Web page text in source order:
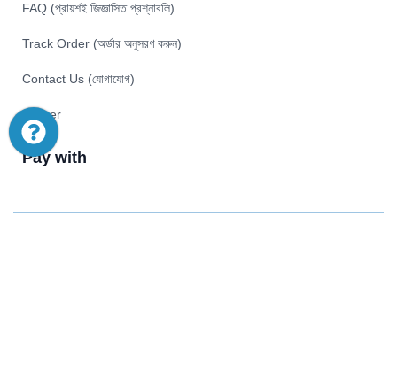
FAQ (প্রায়শই জিজ্ঞাসিত প্রশ্নাবলি)
Track Order (অর্ডার অনুসরণ করুন)
Contact Us (যোগাযোগ)
Career
Pay with